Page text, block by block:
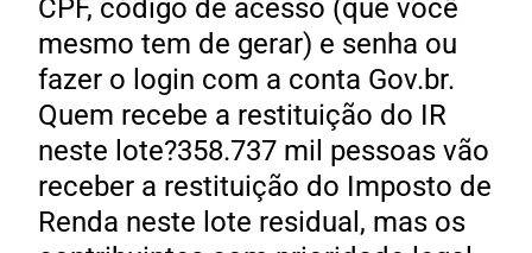
CPF, código de acesso (que você
mesmo tem de gerar) e senha ou
fazer o login com a conta Gov.br.
Quem recebe a restituição do IR
neste lote?358.737 mil pessoas vão
receber a restituição do Imposto de
Renda neste lote residual, mas os